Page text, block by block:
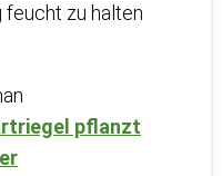
feucht zu halten
pflanzt